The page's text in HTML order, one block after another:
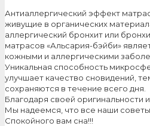
Антиаллергический эффект
живущие в органических
аллергический бронхит или
матрасов «Альсария-бэйби»
кожными и аллергическими
Уникальная способность
улучшает качество сновидений,
сохраняются в течение всего дня.
Благодаря своей
Мы надеемся, что все наши советы
Спокойного вам сна!!!